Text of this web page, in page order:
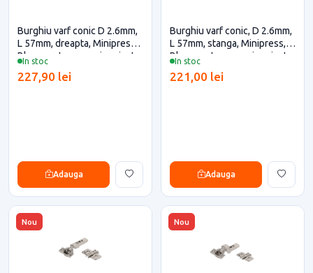
In stoc
Burghiu varf conic D 2.6mm,
L 57mm, dreapta, Minipress,
Blum pentru casa si proiecte
227,90 lei
Adauga
In stoc
Burghiu varf conic, D 2.6mm,
L 57mm, stanga, Minipress,
Blum pentru casa si proiecte
221,00 lei
Adauga
Nou Nou